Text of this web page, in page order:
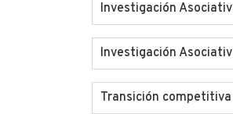
Investigación
Investigación
Transición competitiva